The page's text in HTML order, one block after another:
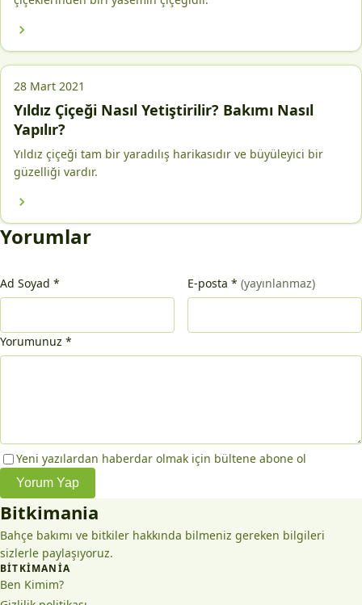
28 Mart 2021
Yıldız Çiçeği Nasıl Yetiştirilir? Bakımı Nasıl
Yapılır?
Yıldız çiçeği tam bir yaradılış harikasıdır ve büyüleyici bir
güzelliği vardır.
Yorumlar
Ad Soyad * E-posta * (yayınlanmaz)
Yorumunuz *
Yeni yazılardan haberdar olmak için bültene abone ol
Yorum Yap
Bitkimania
Bahçe bakımı ve bitkiler hakkında bilmeniz gereken bilgileri
sizlerle paylaşıyoruz.
BITKIMANIA
Ben Kimim?